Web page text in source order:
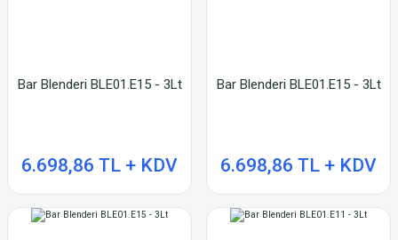
Bar Blenderi BLE01.E15 - 3Lt
6.698,86 TL + KDV
Bar Blenderi BLE01.E15 - 3Lt
6.698,86 TL + KDV